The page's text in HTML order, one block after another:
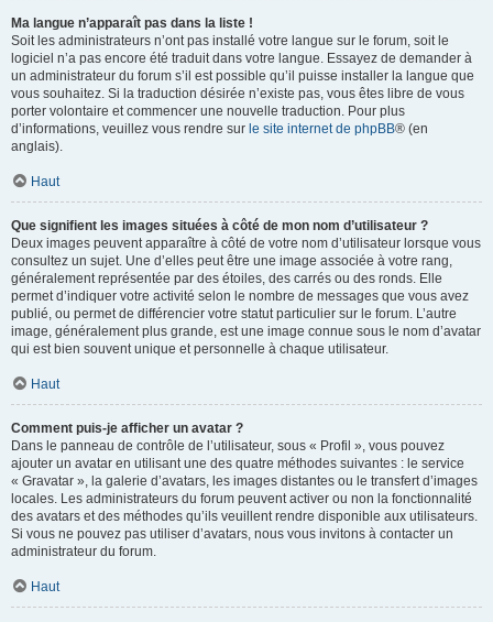
Ma langue n’apparaît pas dans la liste !
Soit les administrateurs n’ont pas installé votre langue sur le forum, soit le
logiciel n’a pas encore été traduit dans votre langue. Essayez de demander à
un administrateur du forum s’il est possible qu’il puisse installer la langue que
vous souhaitez. Si la traduction désirée n’existe pas, vous êtes libre de vous
porter volontaire et commencer une nouvelle traduction. Pour plus
d’informations, veuillez vous rendre sur le site internet de phpBB® (en
anglais).
Haut
Que signifient les images situées à côté de mon nom d’utilisateur ?
Deux images peuvent apparaître à côté de votre nom d’utilisateur lorsque vous
consultez un sujet. Une d’elles peut être une image associée à votre rang,
généralement représentée par des étoiles, des carrés ou des ronds. Elle
permet d’indiquer votre activité selon le nombre de messages que vous avez
publié, ou permet de différencier votre statut particulier sur le forum. L’autre
image, généralement plus grande, est une image connue sous le nom d’avatar
qui est bien souvent unique et personnelle à chaque utilisateur.
Haut
Comment puis-je afficher un avatar ?
Dans le panneau de contrôle de l’utilisateur, sous « Profil », vous pouvez
ajouter un avatar en utilisant une des quatre méthodes suivantes : le service
« Gravatar », la galerie d’avatars, les images distantes ou le transfert d’images
locales. Les administrateurs du forum peuvent activer ou non la fonctionnalité
des avatars et des méthodes qu’ils veuillent rendre disponible aux utilisateurs.
Si vous ne pouvez pas utiliser d’avatars, nous vous invitons à contacter un
administrateur du forum.
Haut